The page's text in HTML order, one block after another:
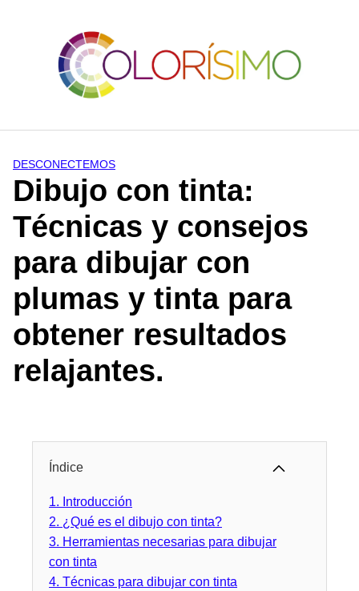
DESCONECTEMOS
Dibujo con tinta:
Técnicas y consejos
para dibujar con
plumas y tinta para
obtener resultados
relajantes.
Índice
1. Introducción
2. ¿Qué es el dibujo con tinta?
3. Herramientas necesarias para dibujar
con tinta
4. Técnicas para dibujar con tinta